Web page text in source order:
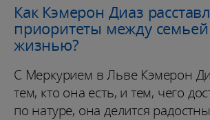
Как Кэмерон Диаз
приоритеты между
жизнью?
С Меркурием в Льве Кэмерон
тем, кто она есть, и тем, чего
по натуре, она делится